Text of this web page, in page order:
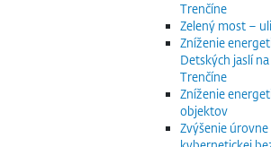
Trenčíne
Zelený most –
Zníženie
Detských jaslí
Trenčíne
Zníženie
objektov
Zvýšenie